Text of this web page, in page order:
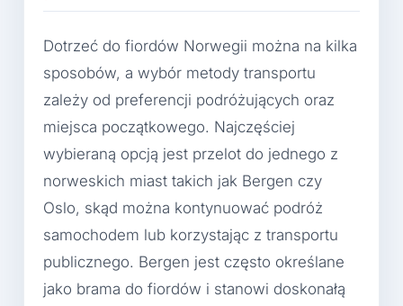
Dotrzeć do fiordów Norwegii można na kilka
sposobów, a wybór metody transportu
zależy od preferencji podróżujących oraz
miejsca początkowego. Najczęściej
wybieraną opcją jest przelot do jednego z
norweskich miast takich jak Bergen czy
Oslo, skąd można kontynuować podróż
samochodem lub korzystając z transportu
publicznego. Bergen jest często określane
jako brama do fiordów i stanowi doskonałą